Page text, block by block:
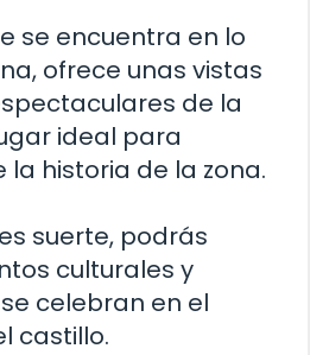
se encuentra en lo
ofrece unas vistas
de la
ideal para
historia de la zona.
suerte, podrás
culturales y
celebran en el
castillo.